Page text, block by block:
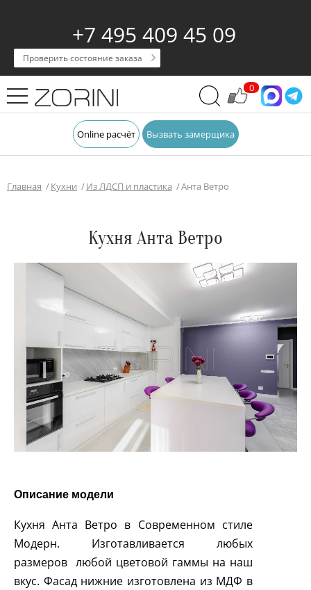
+7 495 409 45 09
Проверить состояние заказа
0
Online расчёт Вызвать замерщика
Главная Кухни Из ЛДСП и пластика Анта Ветро
Кухня Анта Ветро
Описание модели
Кухня Анта Ветро в Современном стиле
Модерн. Изготавливается любых
размеров любой цветовой гаммы на наш
вкус. Фасад нижние изготовлена из МДФ в